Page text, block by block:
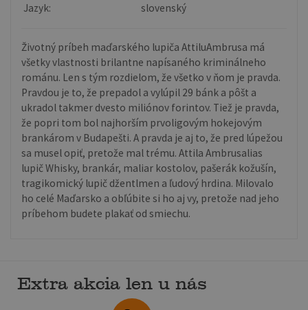
Jazyk:
slovenský
Životný príbeh maďarského lupiča AttiluAmbrusa má
všetky vlastnosti brilantne napísaného kriminálneho
románu. Len s tým rozdielom, že všetko v ňom je pravda.
Pravdou je to, že prepadol a vylúpil 29 bánk a pôšt a
ukradol takmer dvesto miliónov forintov. Tiež je pravda,
že popri tom bol najhorším prvoligovým hokejovým
brankárom v Budapešti. A pravda je aj to, že pred lúpežou
sa musel opiť, pretože mal trému. Attila Ambrusalias
lupič Whisky, brankár, maliar kostolov, pašerák kožušín,
tragikomický lupič džentlmen a ľudový hrdina. Milovalo
ho celé Maďarsko a obľúbite si ho aj vy, pretože nad jeho
príbehom budete plakať od smiechu.
Extra akcia len u nás